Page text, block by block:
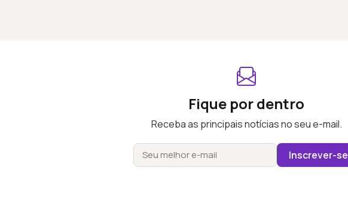
Fique por dentro
Receba as principais notícias no seu e-mail.
Inscrever-se